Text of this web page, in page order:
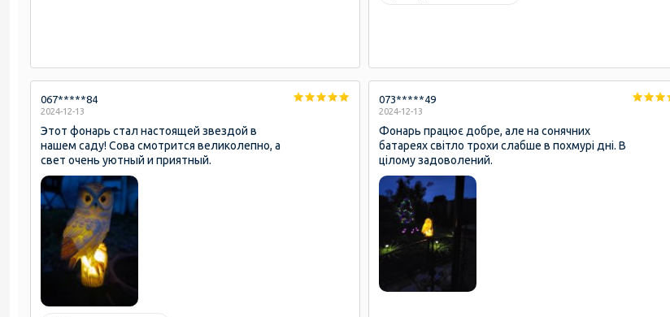
067*****84
2024-12-13
Этот фонарь стал настоящей звездой в
нашем саду! Сова смотрится великолепно, а
свет очень уютный и приятный.
073*****49
2024-12-13
Фонарь працює добре, але на сонячних
батареях світло трохи слабше в похмурі дні. В
цілому задоволений.